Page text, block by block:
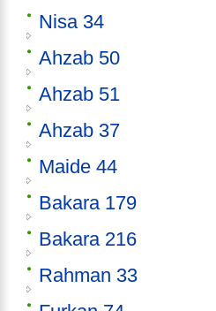
Nisa 34
Ahzab 50
Ahzab 51
Ahzab 37
Maide 44
Bakara 179
Bakara 216
Rahman 33